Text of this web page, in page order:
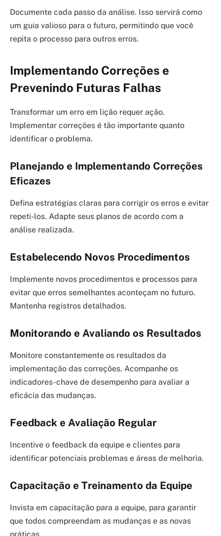
Documente cada passo da análise. Isso servirá como
um guia valioso para o futuro, permitindo que você
repita o processo para outros erros.
Implementando Correções e
Prevenindo Futuras Falhas
Transformar um erro em lição requer ação.
Implementar correções é tão importante quanto
identificar o problema.
Planejando e Implementando Correções
Eficazes
Defina estratégias claras para corrigir os erros e evitar
repeti-los. Adapte seus planos de acordo com a
análise realizada.
Estabelecendo Novos Procedimentos
Implemente novos procedimentos e processos para
evitar que erros semelhantes aconteçam no futuro.
Mantenha registros detalhados.
Monitorando e Avaliando os Resultados
Monitore constantemente os resultados da
implementação das correções. Acompanhe os
indicadores-chave de desempenho para avaliar a
eficácia das mudanças.
Feedback e Avaliação Regular
Incentive o feedback da equipe e clientes para
identificar potenciais problemas e áreas de melhoria.
Capacitação e Treinamento da Equipe
Invista em capacitação para a equipe, para garantir
que todos compreendam as mudanças e as novas
práticas.